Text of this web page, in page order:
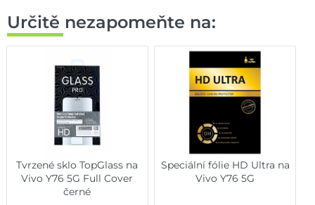
Určitě nezapomeňte na:
Tvrzené sklo TopGlass na
Vivo Y76 5G Full Cover
černé
Speciální fólie HD Ultra na
Vivo Y76 5G